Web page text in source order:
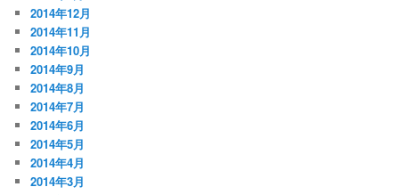
2014年12月
2014年11月
2014年10月
2014年9月
2014年8月
2014年7月
2014年6月
2014年5月
2014年4月
2014年3月